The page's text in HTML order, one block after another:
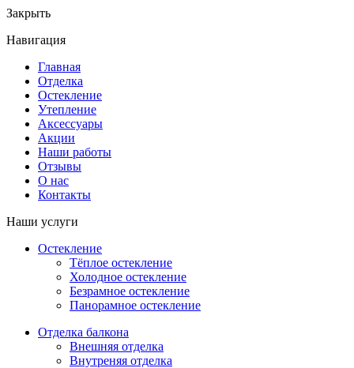
Закрыть
Навигация
Главная
Отделка
Остекление
Утепление
Аксессуары
Акции
Наши работы
Отзывы
О нас
Контакты
Наши услуги
Остекление
Тёплое остекление
Холодное остекление
Безрамное остекление
Панорамное остекление
Отделка балкона
Внешняя отделка
Внутреняя отделка